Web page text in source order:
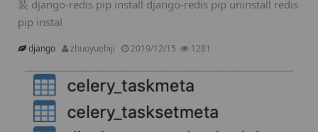
装 django-redis pip install django-redis pip uninstall redis
pip instal
django zhuoyuebiji 2019/12/15 1281